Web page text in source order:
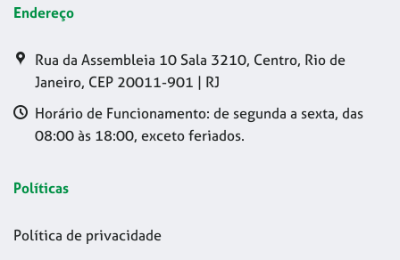
Endereço
Rua da Assembleia 10 Sala 3210, Centro, Rio de
Janeiro, CEP 20011-901 | RJ
Horário de Funcionamento: de segunda a sexta, das
08:00 às 18:00, exceto feriados.
Políticas
Política de privacidade